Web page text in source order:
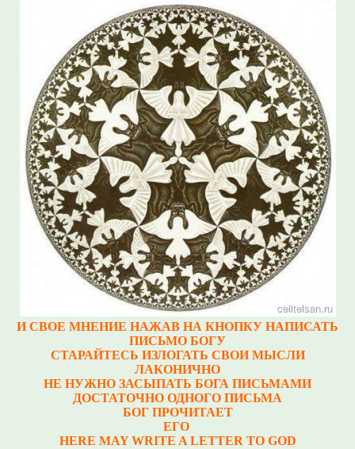
И СВОЕ МНЕНИЕ НАЖАВ НА КНОПКУ НАПИСАТЬ
ПИСЬМО БОГУ
СТАРАЙТЕСЬ ИЗЛОГАТЬ СВОИ МЫСЛИ
ЛАКОНИЧНО
НЕ НУЖНО ЗАСЫПАТЬ БОГА ПИСЬМАМИ
ДОСТАТОЧНО ОДНОГО ПИСЬМА
БОГ ПРОЧИТАЕТ
ЕГО
HERE MAY WRITE A LETTER TO GOD